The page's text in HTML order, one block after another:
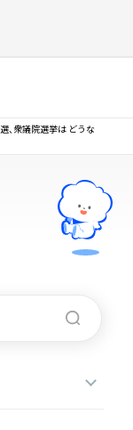
、衆議院選挙は どうな